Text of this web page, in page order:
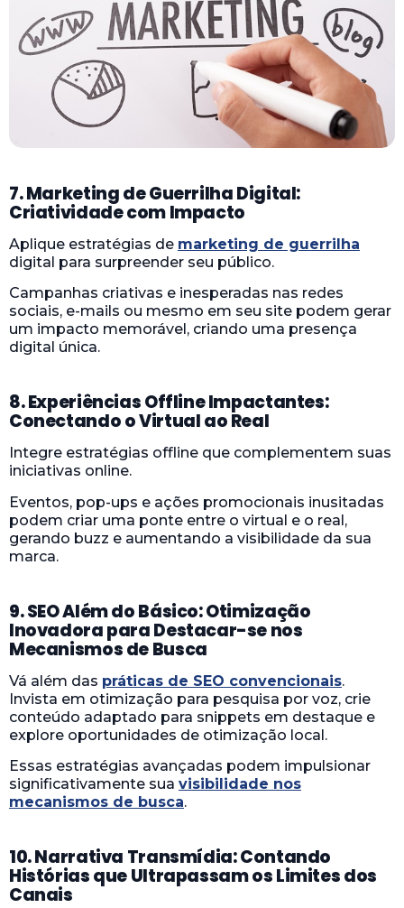
7. Marketing de Guerrilha Digital:
Criatividade com Impacto
Aplique estratégias de marketing de guerrilha
digital para surpreender seu público.
Campanhas criativas e inesperadas nas redes
sociais, e-mails ou mesmo em seu site podem gerar
um impacto memorável, criando uma presença
digital única.
8. Experiências Offline Impactantes:
Conectando o Virtual ao Real
Integre estratégias offline que complementem suas
iniciativas online.
Eventos, pop-ups e ações promocionais inusitadas
podem criar uma ponte entre o virtual e o real,
gerando buzz e aumentando a visibilidade da sua
marca.
9. SEO Além do Básico: Otimização
Inovadora para Destacar-se nos
Mecanismos de Busca
Vá além das práticas de SEO convencionais.
Invista em otimização para pesquisa por voz, crie
conteúdo adaptado para snippets em destaque e
explore oportunidades de otimização local.
Essas estratégias avançadas podem impulsionar
significativamente sua visibilidade nos
mecanismos de busca.
10. Narrativa Transmídia: Contando
Histórias que Ultrapassam os Limites dos
Canais